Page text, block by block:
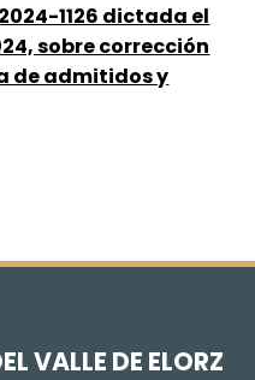
1126 dictada el
sobre corrección
de admitidos y
VALLE DE ELORZ